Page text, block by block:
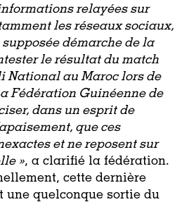
relayées sur
les réseaux sociaux,
démarche de la
le résultat du match
National au Maroc lors de
Fédération Guinéenne de
dans un esprit de
que ces
et ne reposent sur
», a clarifié la fédération.
cette dernière
une quelconque sortie du